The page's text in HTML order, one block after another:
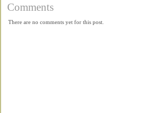
Comments
There are no comments yet for this post.